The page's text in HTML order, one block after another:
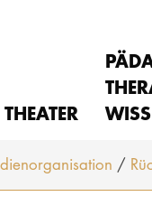
THEATER